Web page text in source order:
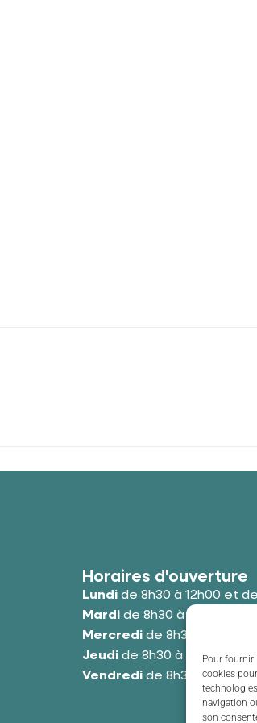
Pour fournir
cookies
navigation
son
Horaires d'ouverture
Lundide 8h30 à 12h00 et de
Mardide 8h30 à 12h00 et de
Mercredide 8h30 à 12h00
Jeudide 8h30 à 12h00 et
Vendredide 8h30 à 12h00